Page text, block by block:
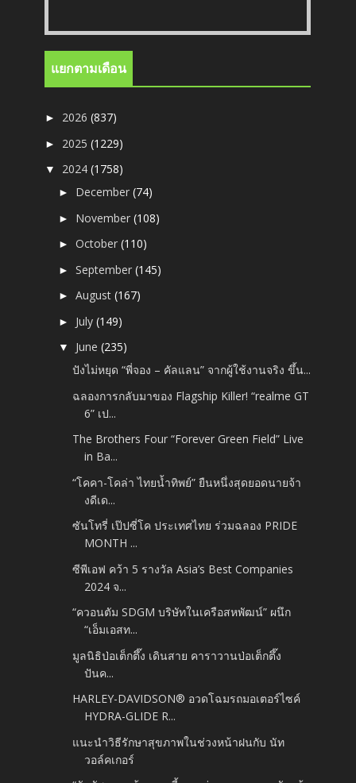
แยกตามเดือน
► 2026(837)
► 2025(1229)
▼ 2024(1758)
► December(74)
► November(108)
►October(110)
►September(145)
►August(167)
► July(149)
▼ June(235)
ปังไม่หยุด “พี่จอง – คัลแลน” จากผู้ใช้งานจริง ขึ้น...
ฉลองการกลับมาของ Flagship Killer! “realme GT
6” เป...
The Brothers Four “Forever Green Field” Live
in Ba...
“โคคา-โคล่า ไทยน้ำทิพย์” ยืนหนึ่งสุดยอดนายจ้า
งดีเด...
ซันโทรี่ เป๊ปซี่โค ประเทศไทย ร่วมฉลอง PRIDE
MONTH ...
ซีพีเอฟ คว้า 5 รางวัล Asia’s Best Companies
2024 จ...
“ควอนตัม SDGM บริษัทในเครือสหพัฒน์” ผนึก
“เอ็มเอสท...
มูลนิธิป่อเต็กตึ๊ง เดินสาย คาราวานป่อเต็กตึ๊ง
ปันค...
HARLEY-DAVIDSON® อวดโฉมรถมอเตอร์ไซค์
HYDRA-GLIDE R...
แนะนำวิธีรักษาสุขภาพในช่วงหน้าฝนกับ นัท
วอล์คเกอร์